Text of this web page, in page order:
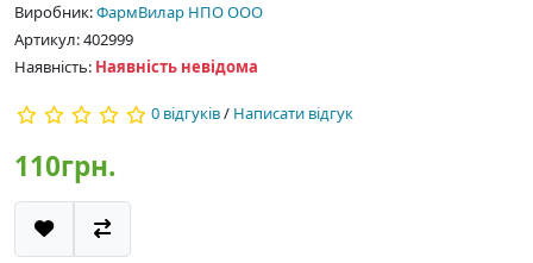
Виробник:ФармВилар НПО ООО
Артикул: 402999
Наявність: Наявність невідома
0 відгуків/ Написати відгук
110грн.